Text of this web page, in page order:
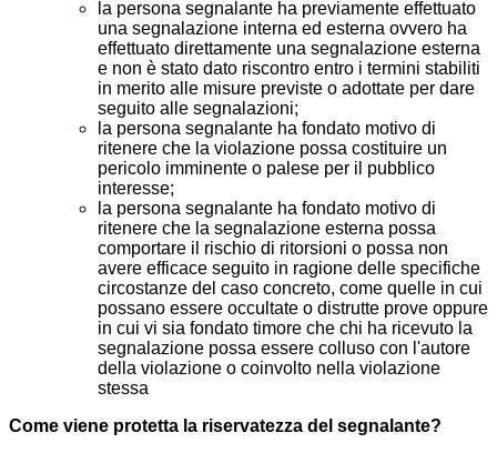
la persona segnalante ha previamente effettuato
una segnalazione interna ed esterna ovvero ha
effettuato direttamente una segnalazione esterna
e non è stato dato riscontro entro i termini stabiliti
in merito alle misure previste o adottate per dare
seguito alle segnalazioni;
la persona segnalante ha fondato motivo di
ritenere che la violazione possa costituire un
pericolo imminente o palese per il pubblico
interesse;
la persona segnalante ha fondato motivo di
ritenere che la segnalazione esterna possa
comportare il rischio di ritorsioni o possa non
avere efficace seguito in ragione delle specifiche
circostanze del caso concreto, come quelle in cui
possano essere occultate o distrutte prove oppure
in cui vi sia fondato timore che chi ha ricevuto la
segnalazione possa essere colluso con l'autore
della violazione o coinvolto nella violazione
stessa
Come viene protetta la riservatezza del segnalante?